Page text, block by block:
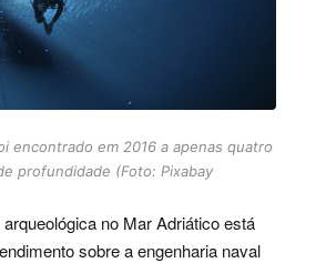
encontrado em 2016 a apenas quatro
profundidade (Foto: Pixabay
no Mar Adriático está
sobre a engenharia naval